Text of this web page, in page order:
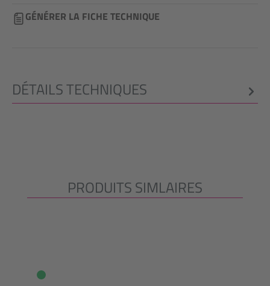
GÉNÉRER LA FICHE TECHNIQUE
DÉTAILS TECHNIQUES
Ignorer la galerie de produits
PRODUITS SIMLAIRES